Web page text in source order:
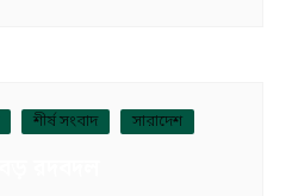
শীর্ষ সংবাদ সারাদেশ